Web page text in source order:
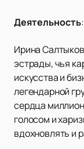
Деятельность:
Ирина
эстрады, чья
искусства и
легендарной
сердца
голосом и
вдохновлять и